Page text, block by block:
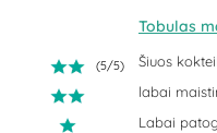
(5/5)
Tobulas
Šiuos
labai
Labai